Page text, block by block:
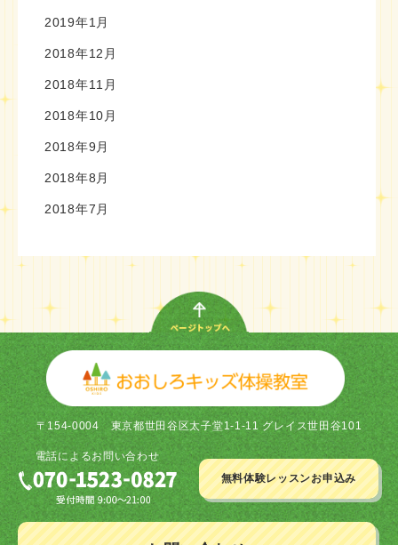
2019年1月
2018年12月
2018年11月
2018年10月
2018年9月
2018年8月
2018年7月
〒154-0004東京都世田谷区太子堂1-1-11 グレイス世田谷101
電話によるお問い合わせ
無料体験レッスンお申込み